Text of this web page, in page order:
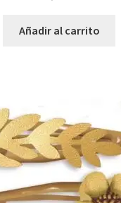
Añadir al carrito